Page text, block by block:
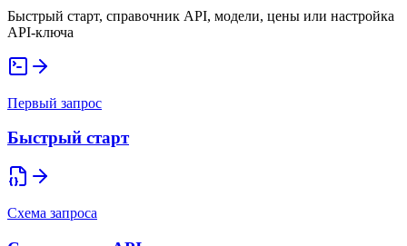
Быстрый старт, справочник API, модели, цены или настройка
API-ключа
Первый запрос
Быстрый старт
Схема запроса